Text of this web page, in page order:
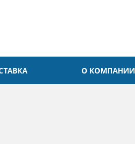
О КОМПАНИИ